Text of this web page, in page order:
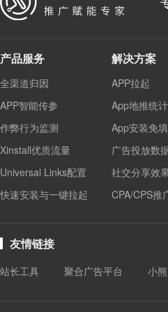
产品服务
全渠道归因
APP智能传参
作弊行为监测
Xinstall优质流量
Universal Links配置
快速安装与一键拉起
解决方案
APP拉起
App地推统计
App安装免
广告投放数
社交分享效
CPA/CPS推
友情链接
站长工具 聚合广告平台 小